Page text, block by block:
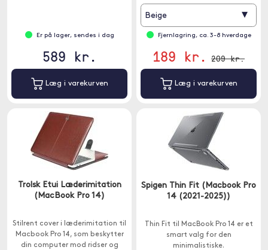
Er på lager, sendes i dag
589 kr.
Læg i varekurven
Beige ▾
Fjernlagring, ca. 3-8 hverdage
189 kr. 209 kr.
Læg i varekurven
Trolsk Etui Læderimitation
(MacBook Pro 14)
Stilrent cover i læderimitation til
Macbook Pro 14, som beskytter
din computer mod ridser og
Spigen Thin Fit (Macbook Pro
14 (2021-2025))
Thin Fit til MacBook Pro 14 er et
smart valg for den
minimalistiske.